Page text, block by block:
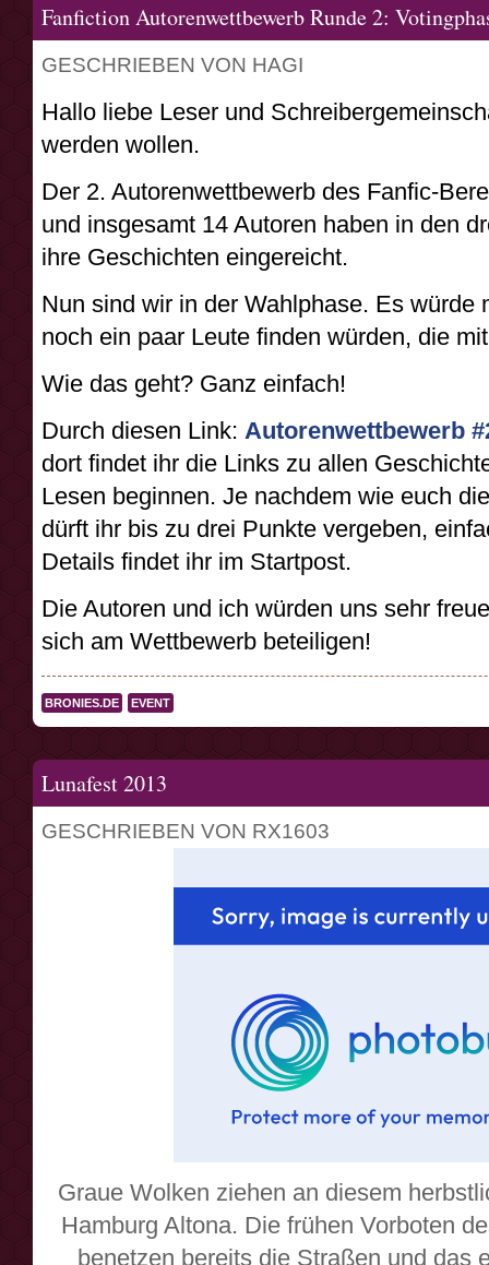
Fanfiction Autorenwettbewerb Runde 2:
GESCHRIEBEN VON HAGI
Hallo liebe Leser und
werden wollen.
Der 2. Autorenwettbewerb des Fanfic-
und insgesamt 14 Autoren haben in den
ihre Geschichten eingereicht.
Nun sind wir in der Wahlphase. Es würde
noch ein paar Leute finden würden, die
Wie das geht? Ganz einfach!
Durch diesen Link: Autorenwettbewerb
dort findet ihr die Links zu allen
Lesen beginnen. Je nachdem wie euch
dürft ihr bis zu drei Punkte vergeben,
Details findet ihr im Startpost.
Die Autoren und ich würden uns sehr
sich am Wettbewerb beteiligen!
BRONIES.DE EVENT
Lunafest 2013
GESCHRIEBEN VON RX1603
Graue Wolken ziehen an diesem
Hamburg Altona. Die frühen Vorboten
benetzen bereits die Straßen und das